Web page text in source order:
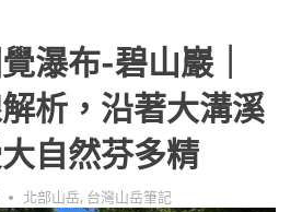
瀑布-碧山巖｜
析，沿著大溝溪
自然芬多精
北部山岳, 台灣山岳筆記